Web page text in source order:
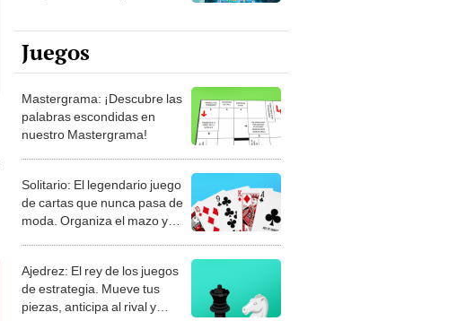
Juegos
Mastergrama: ¡Descubre las
palabras escondidas en
nuestro Mastergrama!
Solitario: El legendario juego
de cartas que nunca pasa de
moda. Organiza el mazo y
Ajedrez: El rey de los juegos
de estrategia. Mueve tus
piezas, anticipa al rival y